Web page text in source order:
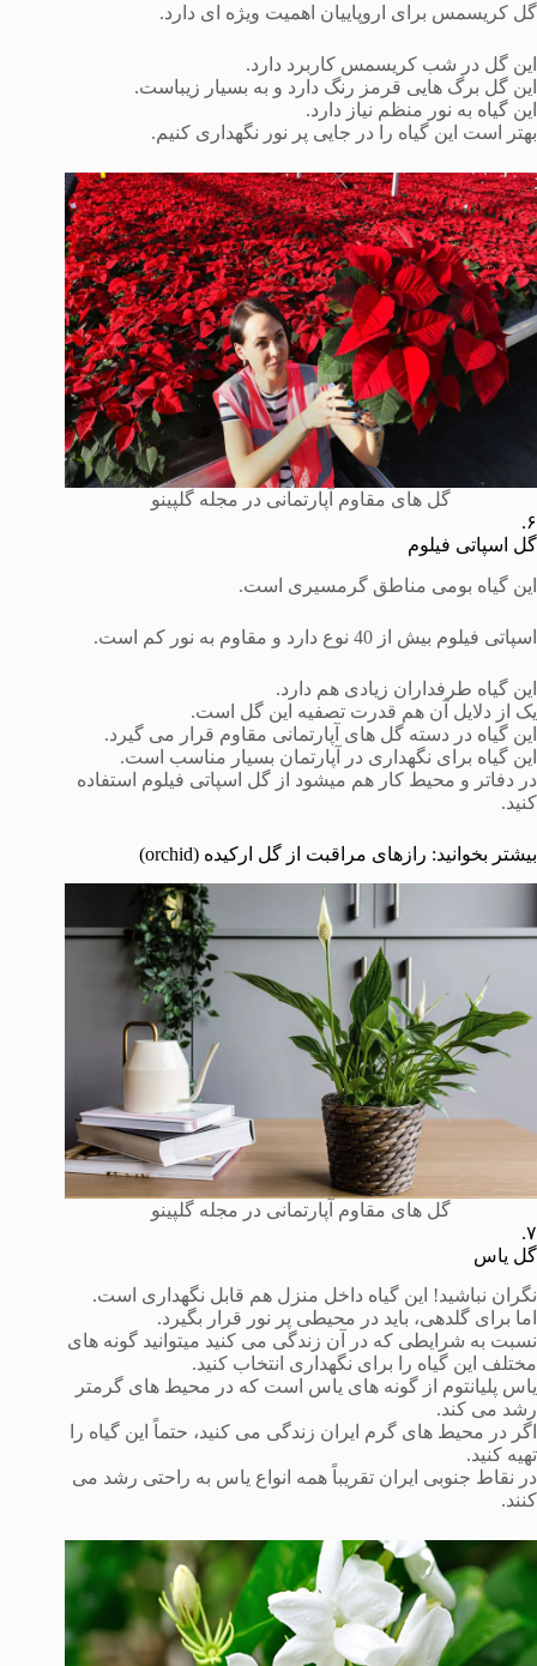
گل کریسمس برای اروپاییان اهمیت ویژه ای دارد.
این گل در شب کریسمس کاربرد دارد.
این گل برگ هایی قرمز رنگ دارد و به بسیار زیباست.
این گیاه به نور منظم نیاز دارد.
بهتر است این گیاه را در جایی پر نور نگهداری کنیم.
گل های مقاوم آپارتمانی در مجله گلپینو
۶.
گل اسپاتی فیلوم
این گیاه بومی مناطق گرمسیری است.
اسپاتی فیلوم بیش از 40 نوع دارد و مقاوم به نور کم است.
این گیاه طرفداران زیادی هم دارد.
یک از دلایل آن هم قدرت تصفیه این گل است.
این گیاه در دسته گل های آپارتمانی مقاوم قرار می گیرد.
این گیاه برای نگهداری در آپارتمان بسیار مناسب است.
در دفاتر و محیط کار هم میشود از گل اسپاتی فیلوم استفاده
کنید.
بیشتر بخوانید: رازهای مراقبت از گل ارکیده (orchid)
گل های مقاوم آپارتمانی در مجله گلپینو
۷.
گل یاس
نگران نباشید! این گیاه داخل منزل هم قابل نگهداری است.
اما برای گلدهی، باید در محیطی پر نور قرار بگیرد.
نسبت به شرایطی که در آن زندگی می کنید میتوانید گونه های
مختلف این گیاه را برای نگهداری انتخاب کنید.
یاس پلیانتوم از گونه های یاس است که در محیط های گرمتر
رشد می کند.
اگر در محیط های گرم ایران زندگی می کنید، حتماً این گیاه را
تهیه کنید.
در نقاط جنوبی ایران تقریباً همه انواع یاس به راحتی رشد می
کنند.